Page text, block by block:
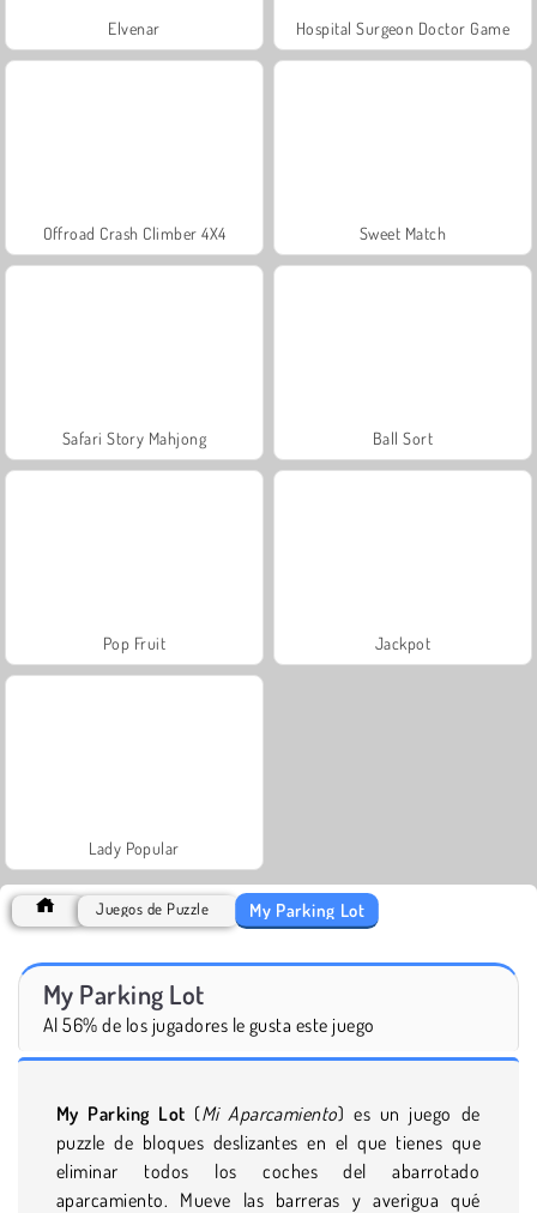
Elvenar Hospital Surgeon Doctor Game
Offroad Crash Climber 4X4 Sweet Match
Safari Story Mahjong Ball Sort
Pop Fruit Jackpot
Lady Popular
Juegos de Puzzle My Parking Lot
My Parking Lot
Al 56% de los jugadores le gusta este juego
My Parking Lot (Mi Aparcamiento) es un juego de
puzzle de bloques deslizantes en el que tienes que
eliminar todos los coches del abarrotado
aparcamiento. Mueve las barreras y averigua qué